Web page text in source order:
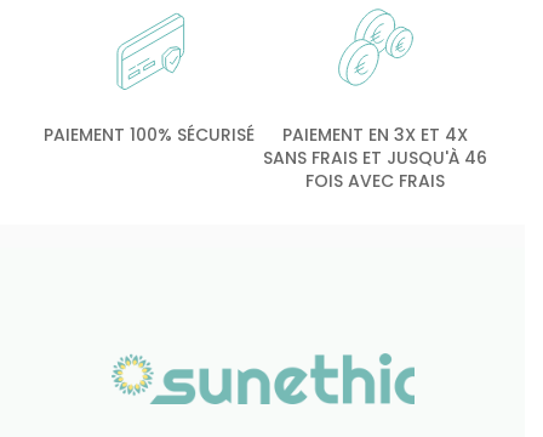
PAIEMENT 100% SÉCURISÉ
PAIEMENT EN 3X ET 4X
SANS FRAIS ET JUSQU'À 46
FOIS AVEC FRAIS